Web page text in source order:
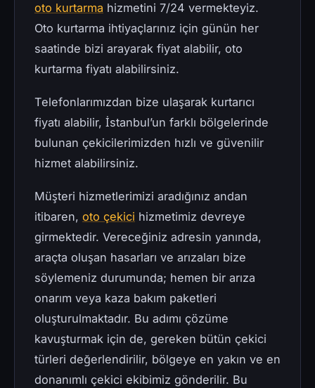
oto kurtarma hizmetini 7/24 vermekteyiz.
Oto kurtarma ihtiyaçlarınız için günün her
saatinde bizi arayarak fiyat alabilir, oto
kurtarma fiyatı alabilirsiniz.
Telefonlarımızdan bize ulaşarak kurtarıcı
fiyatı alabilir, İstanbul’un farklı bölgelerinde
bulunan çekicilerimizden hızlı ve güvenilir
hizmet alabilirsiniz.
Müşteri hizmetlerimizi aradığınız andan
itibaren, oto çekici hizmetimiz devreye
girmektedir. Vereceğiniz adresin yanında,
araçta oluşan hasarları ve arızaları bize
söylemeniz durumunda; hemen bir arıza
onarım veya kaza bakım paketleri
oluşturulmaktadır. Bu adımı çözüme
kavuşturmak için de, gereken bütün çekici
türleri değerlendirilir, bölgeye en yakın ve en
donanımlı çekici ekibimiz gönderilir. Bu